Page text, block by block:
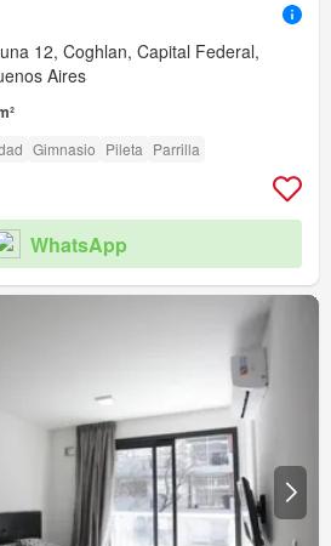
12, Coghlan, Capital Federal,
Aires
Gimnasio Pileta Parrilla
WhatsApp